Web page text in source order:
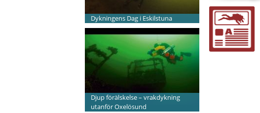
Dykningens Dag i Eskilstuna
Djup förälskelse – vrakdykning
utanför Oxelösund